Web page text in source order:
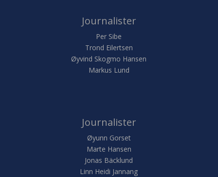
Journalister
Per Sibe
Trond Eilertsen
Øyvind Skogmo Hansen
Markus Lund
Journalister
Øyunn Gorset
Marte Hansen
Jonas Bäcklund
Linn Heidi Jannang